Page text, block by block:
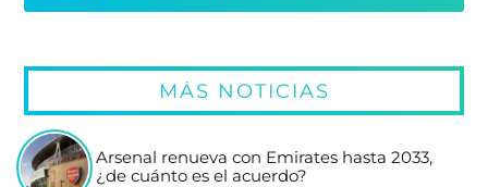
MÁS NOTICIAS
Arsenal renueva con Emirates hasta 2033,
¿de cuánto es el acuerdo?